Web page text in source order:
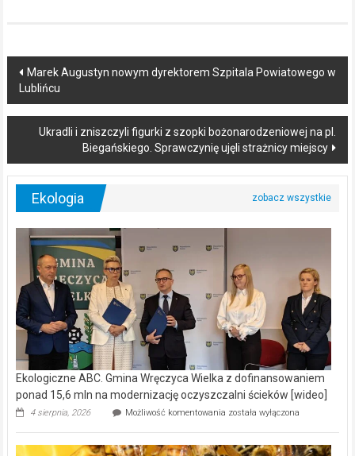
Post
navigation
Marek Augustyn nowym dyrektorem Szpitala Powiatowego w
Lublińcu
Ukradli i zniszczyli figurki z szopki bożonarodzeniowej na pl.
Biegańskiego. Sprawczynię ujęli strażnicy miejscy
Ekologia
Ekologiczne ABC. Gmina Wręczyca Wielka z dofinansowaniem
ponad 15,6 mln na modernizację oczyszczalni ścieków [wideo]
4 sierpnia, 2026 Możliwość komentowania Ekologiczne
Wręczyca
została wyłączona